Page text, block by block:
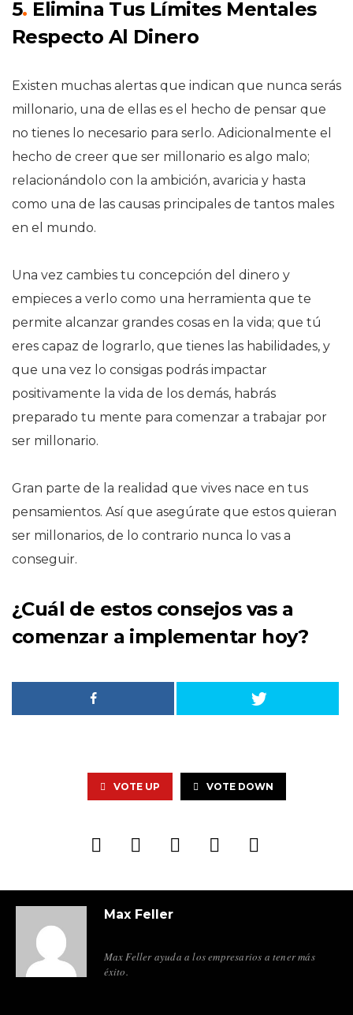
5. Elimina Tus Límites Mentales
Respecto Al Dinero
Existen muchas alertas que indican que nunca serás
millonario, una de ellas es el hecho de pensar que
no tienes lo necesario para serlo. Adicionalmente el
hecho de creer que ser millonario es algo malo;
relacionándolo con la ambición, avaricia y hasta
como una de las causas principales de tantos males
en el mundo.
Una vez cambies tu concepción del dinero y
empieces a verlo como una herramienta que te
permite alcanzar grandes cosas en la vida; que tú
eres capaz de lograrlo, que tienes las habilidades, y
que una vez lo consigas podrás impactar
positivamente la vida de los demás, habrás
preparado tu mente para comenzar a trabajar por
ser millonario.
Gran parte de la realidad que vives nace en tus
pensamientos. Así que asegúrate que estos quieran
ser millonarios, de lo contrario nunca lo vas a
conseguir.
¿Cuál de estos consejos vas a
comenzar a implementar hoy?
VOTE UP VOTE DOWN
Max Feller
Max Feller ayuda a los empresarios a tener más
éxito.